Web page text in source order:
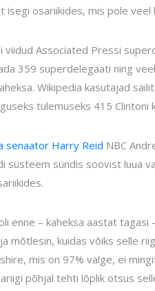
isegi osariikides, mis pole veel
viidud Associated Pressi
359 superdelegaati ning
Wikipedia kasutajad
tulemuseks 415 Clintoni
senaator Harry Reid NBC
süsteem sündis soovist luua
enne – kaheksa aastat
mõtlesin, kuidas võiks selle
mis on 97% valge, ei
põhjal tehti lõplik otsus